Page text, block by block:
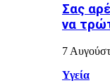
Σας
να
7
Υγεία